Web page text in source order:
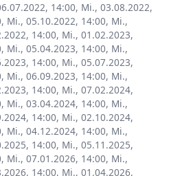
14:00, Mi., 03.08.2022,
, Mi., 05.10.2022, 14:00, Mi.,
14:00, Mi., 01.02.2023,
, Mi., 05.04.2023, 14:00, Mi.,
14:00, Mi., 05.07.2023,
, Mi., 06.09.2023, 14:00, Mi.,
14:00, Mi., 07.02.2024,
, Mi., 03.04.2024, 14:00, Mi.,
14:00, Mi., 02.10.2024,
, Mi., 04.12.2024, 14:00, Mi.,
14:00, Mi., 05.11.2025,
, Mi., 07.01.2026, 14:00, Mi.,
14:00, Mi., 01.04.2026,